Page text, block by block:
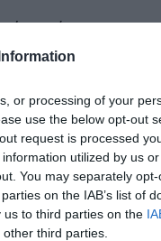
or processing of your
use the below opt-out
request is processed
utilized by us
You may separately
on the IAB’s list of
to third parties on the
third parties.
του το
ενημέρωση επί
οι οποίοι
στο Αιγαίο
αεράμυνας.